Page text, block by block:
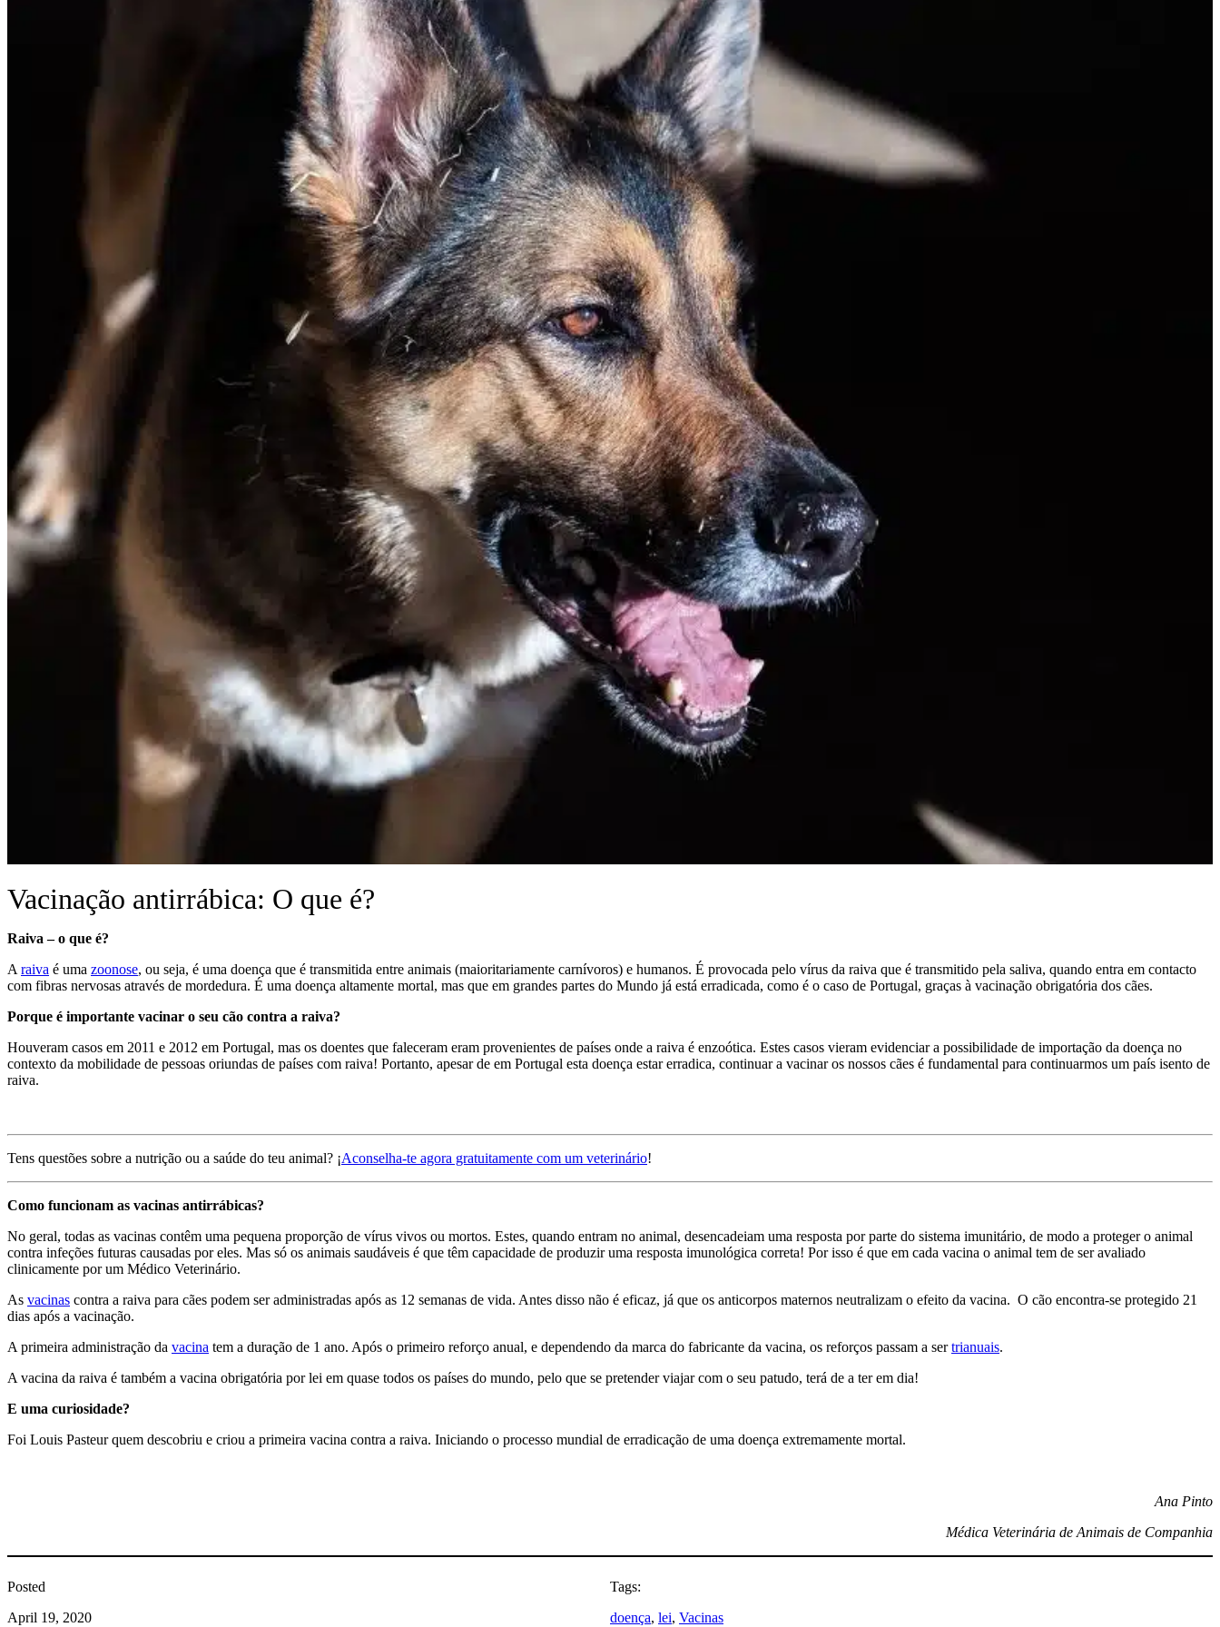
Vacinação antirrábica: O que é?
Raiva – o que é?
A raiva é uma zoonose, ou seja, é uma doença que é transmitida entre animais (maioritariamente carnívoros) e humanos. É provocada pelo vírus da raiva que é transmitido pela saliva, quando entra em contacto
com fibras nervosas através de mordedura. É uma doença altamente mortal, mas que em grandes partes do Mundo já está erradicada, como é o caso de Portugal, graças à vacinação obrigatória dos cães.
Porque é importante vacinar o seu cão contra a raiva?
Houveram casos em 2011 e 2012 em Portugal, mas os doentes que faleceram eram provenientes de países onde a raiva é enzoótica. Estes casos vieram evidenciar a possibilidade de importação da doença no
contexto da mobilidade de pessoas oriundas de países com raiva! Portanto, apesar de em Portugal esta doença estar erradica, continuar a vacinar os nossos cães é fundamental para continuarmos um país isento de
raiva.
Tens questões sobre a nutrição ou a saúde do teu animal? ¡Aconselha-te agora gratuitamente com um veterinário!
Como funcionam as vacinas antirrábicas?
No geral, todas as vacinas contêm uma pequena proporção de vírus vivos ou mortos. Estes, quando entram no animal, desencadeiam uma resposta por parte do sistema imunitário, de modo a proteger o animal
contra infeções futuras causadas por eles. Mas só os animais saudáveis é que têm capacidade de produzir uma resposta imunológica correta! Por isso é que em cada vacina o animal tem de ser avaliado
clinicamente por um Médico Veterinário.
As vacinas contra a raiva para cães podem ser administradas após as 12 semanas de vida. Antes disso não é eficaz, já que os anticorpos maternos neutralizam o efeito da vacina. O cão encontra-se protegido 21
dias após a vacinação.
A primeira administração da vacina tem a duração de 1 ano. Após o primeiro reforço anual, e dependendo da marca do fabricante da vacina, os reforços passam a sertrianuais.
A vacina da raiva é também a vacina obrigatória por lei em quase todos os países do mundo, pelo que se pretender viajar com o seu patudo, terá de a ter em dia!
E uma curiosidade?
Foi Louis Pasteur quem descobriu e criou a primeira vacina contra a raiva. Iniciando o processo mundial de erradicação de uma doença extremamente mortal.
Ana Pinto
Médica Veterinária de Animais de Companhia
Posted
April 19, 2020
Tags:
doença, lei, Vacinas